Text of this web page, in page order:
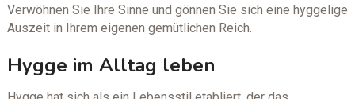
Verwöhnen Sie Ihre Sinne und gönnen Sie sich eine hyggelige
Auszeit in Ihrem eigenen gemütlichen Reich.
Hygge im Alltag leben